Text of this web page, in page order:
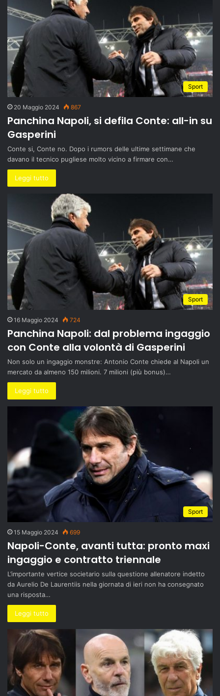
Sport
20 Maggio 2024 867
Panchina Napoli, si defila Conte: all-in su
Gasperini
Conte si, Conte no. Dopo i rumors delle ultime settimane che
davano il tecnico pugliese molto vicino a firmare con…
Leggi tutto
Sport
16 Maggio 2024 724
Panchina Napoli: dal problema ingaggio
con Conte alla volontà di Gasperini
Non solo un ingaggio monstre: Antonio Conte chiede al Napoli un
mercato da almeno 150 milioni. 7 milioni (più bonus)…
Leggi tutto
Sport
15 Maggio 2024 699
Napoli-Conte, avanti tutta: pronto maxi
ingaggio e contratto triennale
L’importante vertice societario sulla questione allenatore indetto
da Aurelio De Laurentiis nella giornata di ieri non ha consegnato
una risposta…
Leggi tutto